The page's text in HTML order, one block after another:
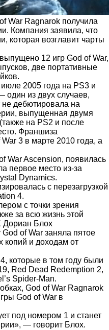
War Ragnarok получила
Компания заявила, что
которая возглавит чарты
12 игр God of War,
две портативные
2005 года на PS3 и
из двух случаев,
не дебютировала на
выпущенная двумя
на PS2 и после
Франшиза
3 в марте 2010 года, а
War Ascension, появилась
первое место из-за
Dynamics.
с перезагрузкой
4.
с точки зрения
за всю жизнь этой
Дориан Блох
of War заняла пятое
копий и доходам от
которые в том году были
Red Dead Redemption 2,
Spider-Man.
God of War Ragnarok
God of War в
под номером 1 и станет
— говорит Блох.